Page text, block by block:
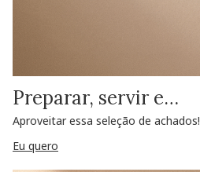
Preparar, servir e…
Aproveitar essa seleção de achados!
Eu quero